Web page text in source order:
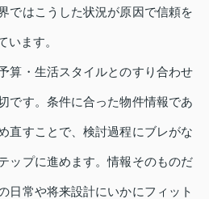
ではこうした状況が原因で信頼を
います。
算・生活スタイルとのすり合わせ
です。条件に合った物件情報であ
直すことで、検討過程にブレがな
ップに進めます。情報そのものだ
日常や将来設計にいかにフィット